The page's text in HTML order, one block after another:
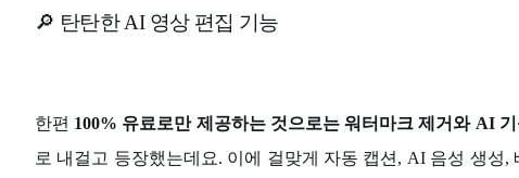
🔎 탄탄한 AI 영상 편집 기능
한편 100% 유료로만 제공하는 것으로는 워터마크 제거와 AI
로 내걸고 등장했는데요. 이에 걸맞게 자동 캡션, AI 음성 생